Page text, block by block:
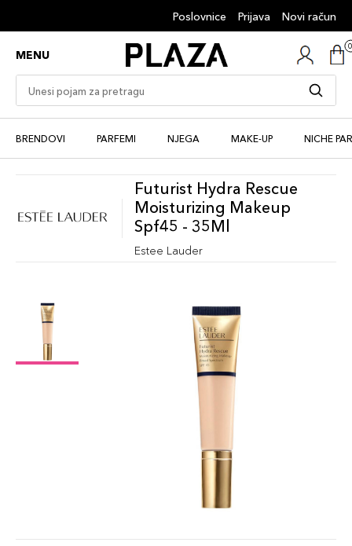
Poslovnice Prijava Novi račun
MENU
BRENDOVI PARFEMI NJEGA MAKE-UP NICHE
Futurist Hydra Rescue
Moisturizing Makeup
Spf45 - 35Ml
Estee Lauder